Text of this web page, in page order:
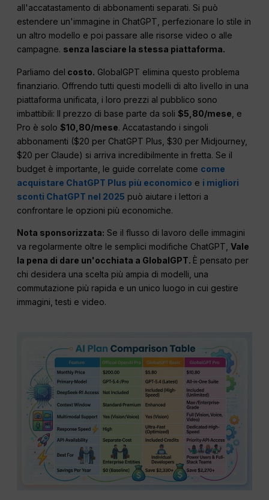
all'accatastamento di abbonamenti separati. Si può
estendere un'immagine in ChatGPT, perfezionare lo stile in
un altro modello e poi passare alle risorse video o alle
campagne. senza lasciare la stessa piattaforma.
Parliamo del costo. GlobalGPT elimina questo problema
finanziario. Offrendo tutti questi modelli di alto livello in una
piattaforma unificata, i loro prezzi al pubblico sono
imbattibili: Il prezzo di base parte da soli$5,80/mese , e
Pro è solo$10,80/mese. Accatastando i singoli
abbonamenti ($20 per ChatGPT Plus, $30 per Midjourney,
$20 per Claude) si arriva incredibilmente in fretta. Se il
budget è importante, le guide correlate come come
acquistare ChatGPT Plus più economico e i migliori
sconti ChatGPT nel 2025 può aiutare i lettori a
confrontare le opzioni più economiche.
Nota sponsorizzata: Se il flusso di lavoro delle immagini
va regolarmente oltre le semplici modifiche ChatGPT,Vale
la pena di dare un'occhiata a GlobalGPT. È pensato per
chi desidera una scelta più ampia di modelli, una
commutazione più rapida e un unico luogo in cui gestire
immagini, testi e video.